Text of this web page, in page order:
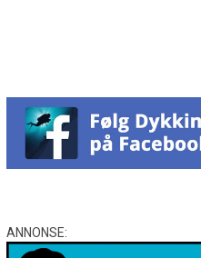
ANNONSE: